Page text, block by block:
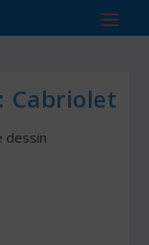
Cabriolet
dessin